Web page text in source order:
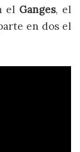
el Ganges, el
en dos el